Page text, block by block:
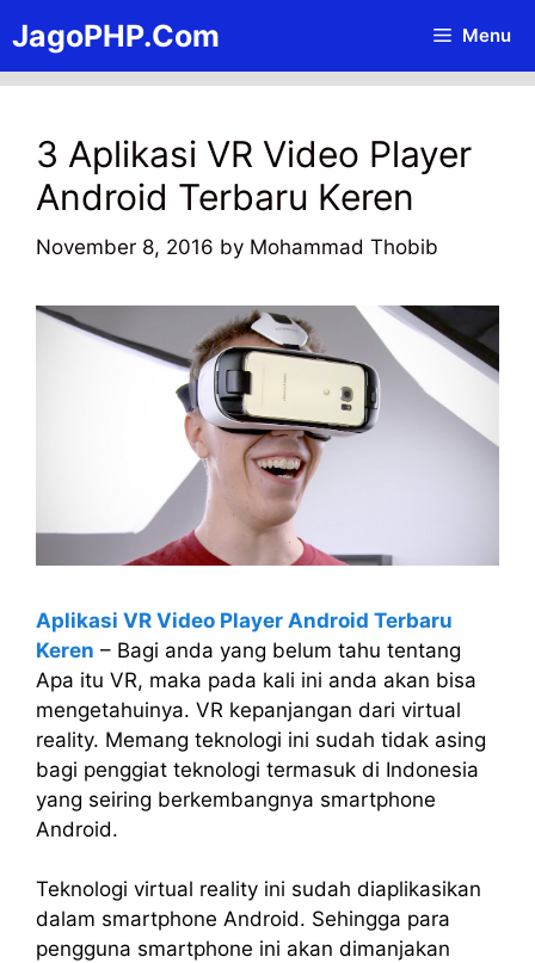
to
content
JagoPHP.Com Menu
3 Aplikasi VR Video Player
Android Terbaru Keren
November 8, 2016 by Mohammad Thobib
Aplikasi VR Video Player Android Terbaru
Keren – Bagi anda yang belum tahu tentang
Apa itu VR, maka pada kali ini anda akan bisa
mengetahuinya. VR kepanjangan dari virtual
reality. Memang teknologi ini sudah tidak asing
bagi penggiat teknologi termasuk di Indonesia
yang seiring berkembangnya smartphone
Android.
Teknologi virtual reality ini sudah diaplikasikan
dalam smartphone Android. Sehingga para
pengguna smartphone ini akan dimanjakan